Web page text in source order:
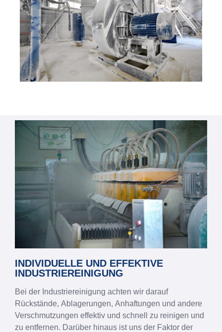
INDIVIDUELLE UND EFFEKTIVE
INDUSTRIEREINIGUNG
Bei der Industriereinigung achten wir darauf
Rückstände, Ablagerungen, Anhaftungen und andere
Verschmutzungen effektiv und schnell zu reinigen und
zu entfernen. Darüber hinaus ist uns der Faktor der